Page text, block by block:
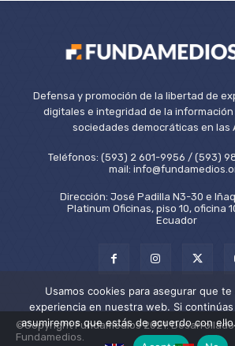
Defensa y promoción de la libertad de
digitales e integridad de la
sociedades democráticas en las
Teléfonos: (593) 2 601-9956 / (593)
mail:
Dirección: José Padilla N3-30 e
Platinum Oficinas, piso 10, oficina
Ecuador
©Copyright Fundamedios 2021.
Fundamedios.
Usamos cookies para asegurar que te
experiencia en nuestra web. Si
asumiremos que estás de acuerdo con